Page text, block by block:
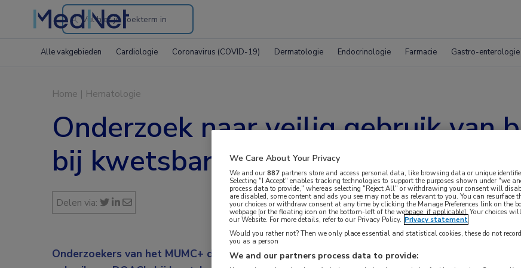
Search
the
Alle vakgebieden Cardiologie Coronavirus (COVID-19) Dermatologie Endocrinologie Farmacie Gastro-enterologie
Home | Hematologie
Onderzoek naar veilig gebruik van
bij kwetsbare ouderen
Delen via:
Onderzoekers van het MUMC+ doen in de DOAC-FRAIL-studie onderzoek naar het veilig
We Care About Your Privacy
We and our887 partners store and access personal data, like browsing data or unique
Selecting "I Accept" enables tracking technologies to support the purposes shown under "we
process data to provide," whereas selecting "Reject All" or withdrawing your consent will
are disabled, some content and ads you see may not be as relevant to you. You can resurface
your choices or withdraw consent at any time by clicking the Manage Preferences link on the
webpage [or the floating icon on the bottom-left of the webpage, if applicable]. Your choices
our Website. For more details, refer to our Privacy Policy. Privacy statement
Would you rather not? Then we only place essential and statistical cookies, these do not
you as a person
We and our partners process data to provide: